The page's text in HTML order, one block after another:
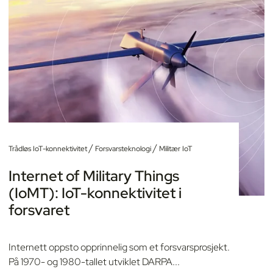
Trådløs IoT-konnektivitet/ Forsvarsteknologi/ Militær IoT
Internet of Military Things
(IoMT): IoT-konnektivitet i
forsvaret
Internett oppsto opprinnelig som et forsvarsprosjekt.
På 1970- og 1980-tallet utviklet DARPA...